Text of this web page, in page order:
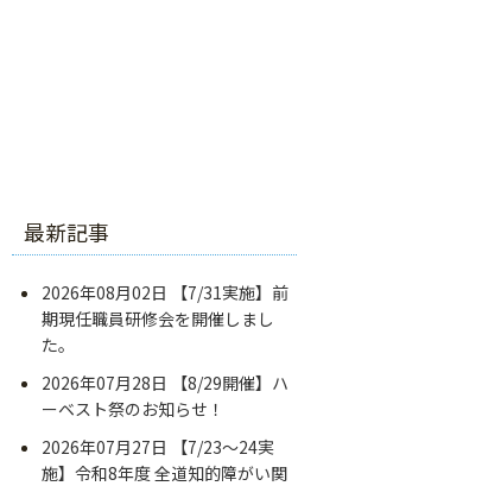
最新記事
2026年08月02日
【7/31実施】前
期現任職員研修会を開催しまし
た。
2026年07月28日
【8/29開催】ハ
ーベスト祭のお知らせ！
2026年07月27日
【7/23～24実
施】令和8年度 全道知的障がい関